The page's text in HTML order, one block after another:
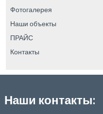
Фотогалерея
Наши объекты
ПРАЙС
Контакты
Наши контакты: